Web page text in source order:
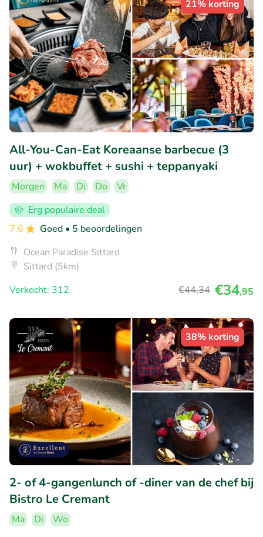
21% korting
All-You-Can-Eat Koreaanse barbecue (3
uur) + wokbuffet + sushi + teppanyaki
Morgen Ma Di Do
Vr
Erg populaire deal
7.6
Goed • 5 beoordelingen
Ocean Paradise Sittard
Sittard (5km)
Verkocht: 312
€44,34 €34,95
38% korting
2- of 4-gangenlunch of -diner van de chef bij
Bistro Le Cremant
Ma Di
Wo